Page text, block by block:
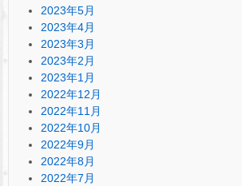
2023年5月
2023年4月
2023年3月
2023年2月
2023年1月
2022年12月
2022年11月
2022年10月
2022年9月
2022年8月
2022年7月